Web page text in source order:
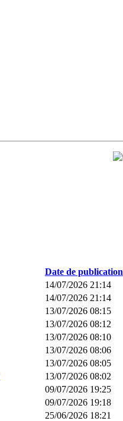
Date de publication
14/07/2026 21:14
14/07/2026 21:14
13/07/2026 08:15
13/07/2026 08:12
13/07/2026 08:10
13/07/2026 08:06
13/07/2026 08:05
13/07/2026 08:02
09/07/2026 19:25
09/07/2026 19:18
25/06/2026 18:21